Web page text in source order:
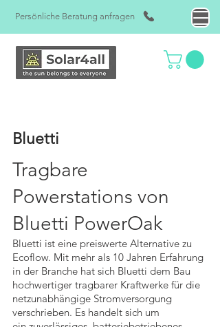
Persönliche Beratung anfragen
Bluetti
Tragbare
Powerstations von
Bluetti PowerOak
Bluetti ist eine preiswerte Alternative zu
Ecoflow. Mit mehr als 10 Jahren Erfahrung
in der Branche hat sich Bluetti dem Bau
hochwertiger tragbarer Kraftwerke für die
netzunabhängige Stromversorgung
verschrieben. Es handelt sich um